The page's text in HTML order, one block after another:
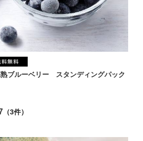
ブルーベリー スタンディングパック
（3件）